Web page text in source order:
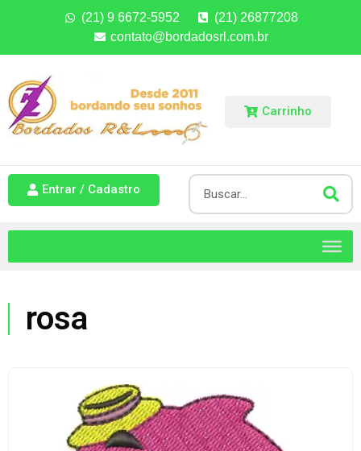
(21) 9 6672-5952
(21) 26877208
contato@bordadosrl.com.br
Carrinho
Entrar / Cadastro
rosa